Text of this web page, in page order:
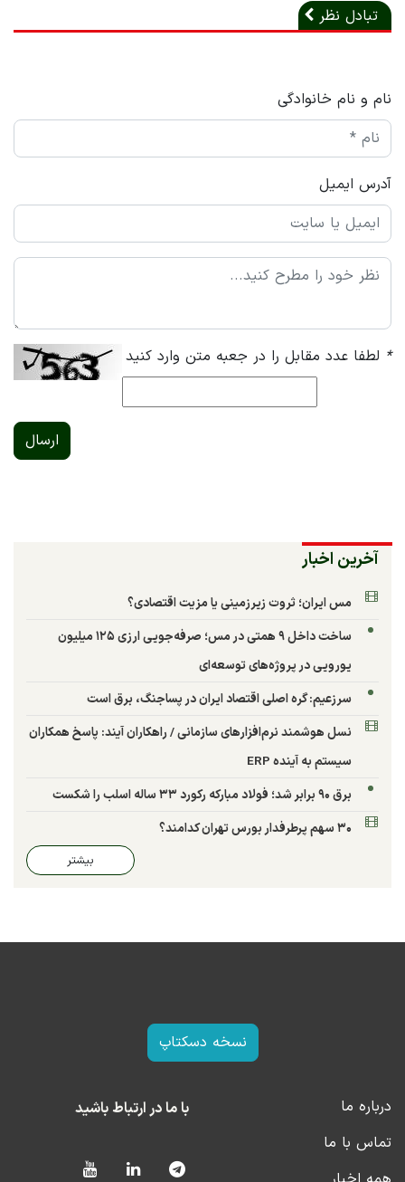
تبادل نظر
نام و نام خانوادگی
آدرس ایمیل
* لطفا عدد مقابل را در جعبه متن وارد کنید
ارسال
آخرین اخبار
مس ایران؛ ثروت زیرزمینی یا مزیت اقتصادی؟
ساخت داخل ۹ همتی در مس؛ صرفه‌جویی ارزی ۱۲۵ میلیون
یورویی در پروژه‌های توسعه‌ای
سرزعیم: گره اصلی اقتصاد ایران در پساجنگ، برق است
نسل هوشمند نرم‌افزارهای سازمانی / راهکاران آیند: پاسخ همکاران
سیستم به آینده ERP
برق ۹۰ برابر شد؛ فولاد مبارکه رکورد ۳۳ ساله اسلب را شکست
۳۰ سهم پرطرفدار بورس تهران کدامند؟
بیشتر
نسخه دسکتاپ
درباره ما
تماس با ما
با ما در ارتباط باشید